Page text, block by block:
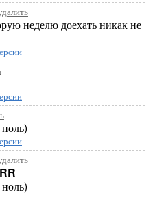
неделю доехать никак не